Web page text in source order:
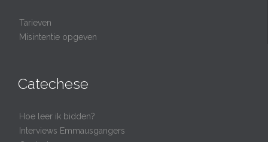
Tarieven
Misintentie opgeven
Catechese
Hoe leer ik bidden?
Interviews Emmausgangers